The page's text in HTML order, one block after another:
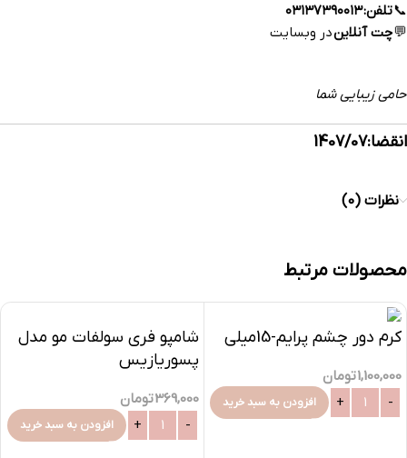
📞تلفن:۰۳۱۳۷۳۹۰۰۱۳
💬چت آنلایندر وبسایت
حامی زیبایی شما
انقضا:1407/07
نظرات (0)
محصولات مرتبط
کرم دور چشم پرایم-15میلی
1,100,000تومان
افزودن به سبد خرید
شامپو فری سولفات مو مدل
پسوریازیس
shampoo
369,000تومان
افزودن به سبد خرید